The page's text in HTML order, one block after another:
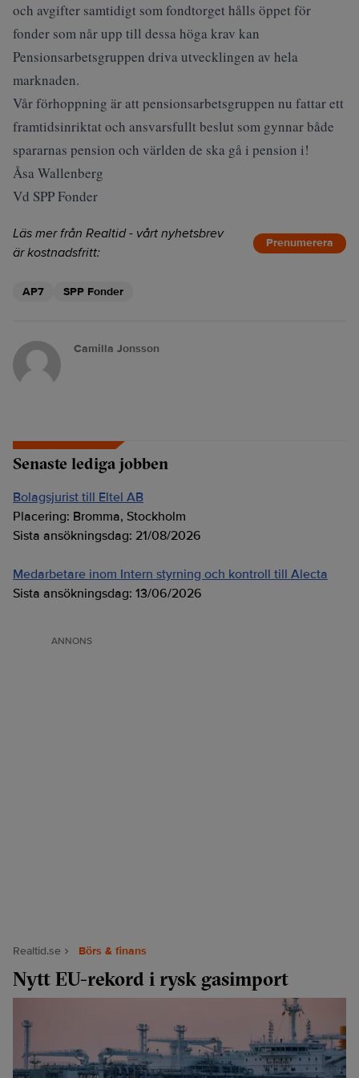
och avgifter samtidigt som fondtorget hålls öppet för
fonder som når upp till dessa höga krav kan
Pensionsarbetsgruppen driva utvecklingen av hela
marknaden.
Vår förhoppning är att pensionsarbetsgruppen nu fattar ett
framtidsinriktat och ansvarsfullt beslut som gynnar både
spararnas pension och världen de ska gå i pension i!
Åsa Wallenberg
Vd SPP Fonder
Läs mer från Realtid - vårt nyhetsbrev
är kostnadsfritt:
Prenumerera
AP7 SPP Fonder
Camilla Jonsson
Senaste lediga jobben
Bolagsjurist till Eltel AB
Placering: Bromma, Stockholm
Sista ansökningsdag: 21/08/2026
Medarbetare inom Intern styrning och kontroll till Alecta
Sista ansökningsdag: 13/06/2026
ANNONS
Realtid.se Börs & finans
Nytt EU-rekord i rysk gasimport